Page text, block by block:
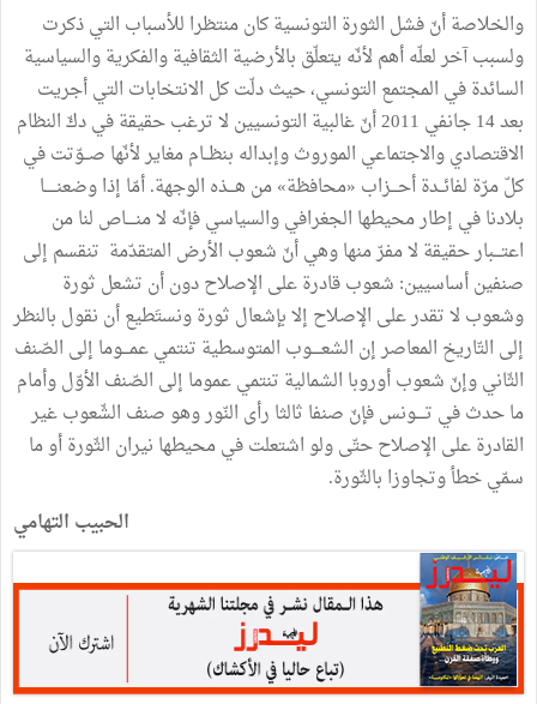
والخلاصة أنّ فشل الثورة التونسية كان منتظرا للأسباب التي ذكرت
ولسبب آخر لعلّه أهم لأنّه يتعلّق بالأرضية الثقافية والفكرية والسياسية
السائدة في المجتمع التونسي، حيث دلّت كل الانتخابات التي أجريت
بعد 14 جانفي 2011 أنّ غالبية التونسيين لا ترغب حقيقة في دكّ النظام
الاقتصادي والاجتماعي الموروث وإبداله بنظــام مغاير لأنّها صــوّتت في
كلّ مرّة لفائــدة أحـــزاب «محافظة» من هـــذه الوجهة. أمّا إذا وضعنـــــا
بلادنا في إطار محيطها الجغرافي والسياسي فإنّه لا منــــاص لنا من
اعتـــبار حقيقة لا مفرّ منها وهي أنّ شعوب الأرض المتقدّمة تنقسم إلى
صنفين أساسيين: شعوب قادرة على الإصلاح دون أن تشعل ثورة
وشعوب لا تقدر على الإصلاح إلا بإشعال ثورة ونستَطيع أن نقول بالنظر
إلى التّاريخ المعاصر إن الشعــــوب المتوسطية تنتمي عمـــوما إلى الصّنف
الثّاني وإنّ شعوب أوروبا الشمالية تنتمي عموما إلى الصّنف الأوّل وأمام
ما حدث في تــــونس فإنّ صنفا ثالثا رأى النّور وهو صنف الشّعوب غير
القادرة على الإصلاح حتّى ولو اشتعلت في محيطها نيران الثّورة أو ما
سمّي خطأ وتجاوزا بالثّورة.
الحبيب التهامي